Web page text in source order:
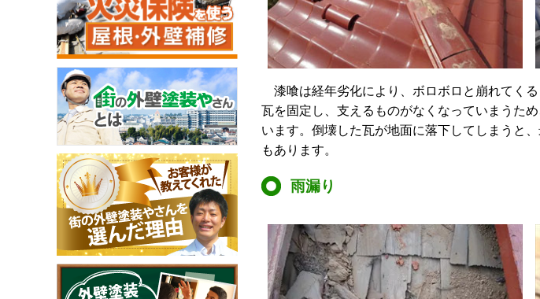
漆喰は経年劣化により、ボロボロと崩れてく
瓦を固定し、支えるものがなくなっていまうた
います。倒壊した瓦が地面に落下してしまうと
もあります。
雨漏り